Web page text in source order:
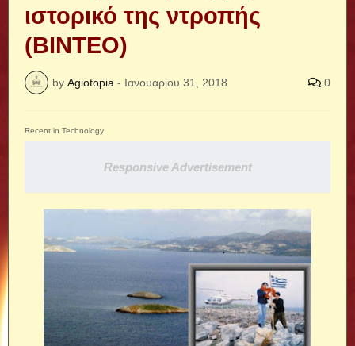
ιστορικό της ντροπής
(ΒΙΝΤΕΟ)
by Agiotopia - Ιανουαρίου 31, 2018 0
Recent in Technology
Responsive Advertisement